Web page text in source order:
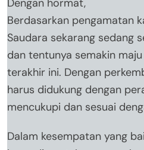
Dengan hormat,
Berdasarkan pengamatan
Saudara sekarang sedang
dan tentunya semakin
terakhir ini. Dengan
harus didukung dengan
mencukupi dan sesuai
Dalam kesempatan yang